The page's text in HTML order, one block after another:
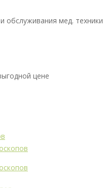
обслуживания мед. техники
цене